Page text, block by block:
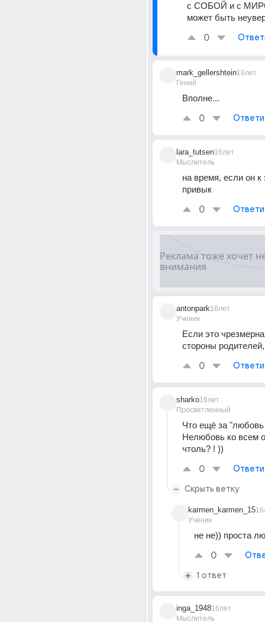
с СОБОЙ и с
может быть
0
mark_gellershtein
Гений
16лет
Вполне...
0
lara_tutsen
Мыслитель
16лет
на время, если он к
привык
0
antonpark
Ученик
16лет
Если это
стороны
0
sharko
Просветленный
16лет
Что ещё за "любовь
Нелюбовь ко всем
чтоль? ! ))
0
Скрыть ветку
karmen_karmen_15
Ученик
не не)) проста
0
1 ответ
inga_1948
Мыслитель
16лет